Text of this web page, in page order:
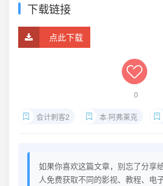
下载链接
点此下载
0
会计刺客2 本·阿弗莱克
如果你喜欢这篇文章，别忘了分享
人免费获取不同的影视、教程、电